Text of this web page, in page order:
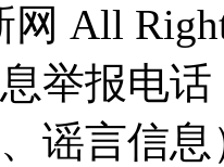
All
举报电
谣言信